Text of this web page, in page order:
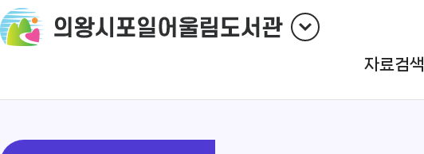
자료검색